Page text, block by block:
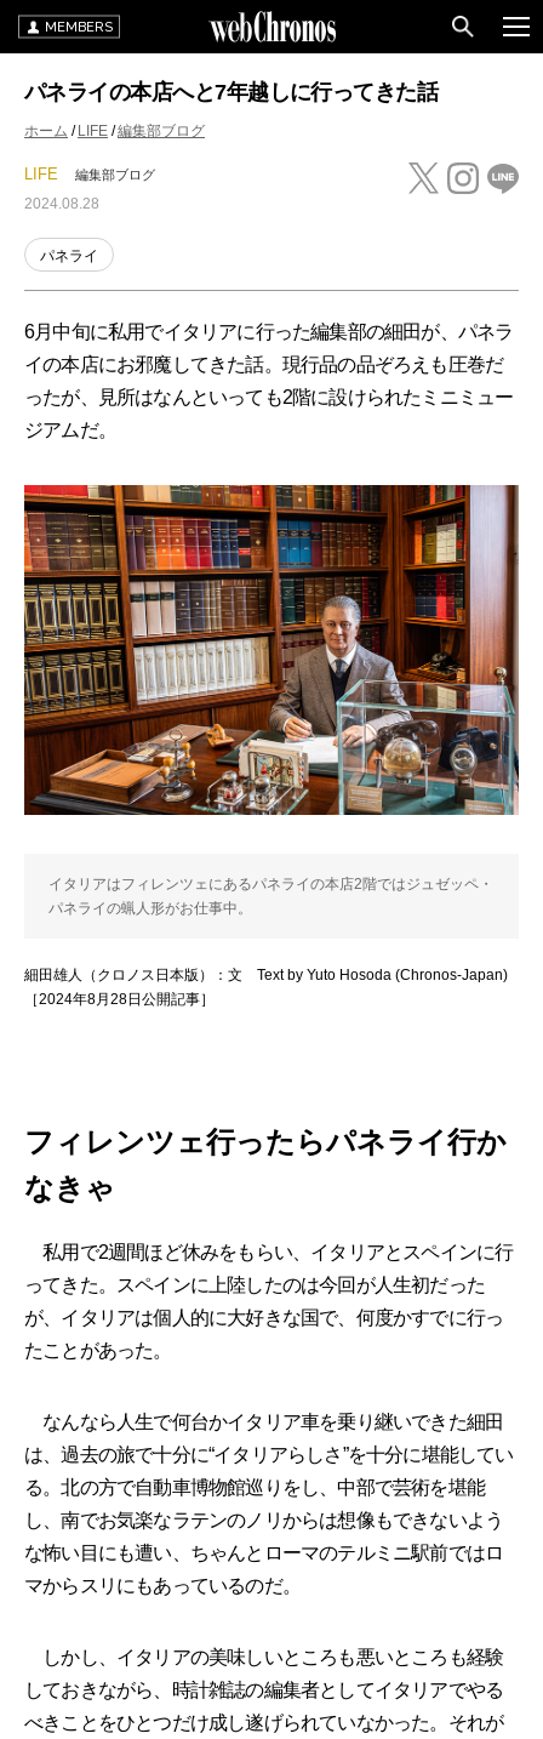
MEMBERS
パネライの本店へと7年越しに行ってきた話
ホーム LIFE 編集部ブログ
LIFE 編集部ブログ
2024.08.28
パネライ
6月中旬に私用でイタリアに行った編集部の細田が、パネラ
イの本店にお邪魔してきた話。現行品の品ぞろえも圧巻だ
ったが、見所はなんといっても2階に設けられたミニミュー
ジアムだ。
イタリアはフィレンツェにあるパネライの本店2階ではジュゼッペ・
パネライの蝋人形がお仕事中。
細田雄人（クロノス日本版）：文 Text by Yuto Hosoda (Chronos-Japan)
［2024年8月28日公開記事］
フィレンツェ行ったらパネライ行か
なきゃ
私用で2週間ほど休みをもらい、イタリアとスペインに行
ってきた。スペインに上陸したのは今回が人生初だった
が、イタリアは個人的に大好きな国で、何度かすでに行っ
たことがあった。
なんなら人生で何台かイタリア車を乗り継いできた細田
は、過去の旅で十分に“イタリアらしさ”を十分に堪能してい
る。北の方で自動車博物館巡りをし、中部で芸術を堪能
し、南でお気楽なラテンのノリからは想像もできないよう
な怖い目にも遭い、ちゃんとローマのテルミニ駅前ではロ
マからスリにもあっているのだ。
しかし、イタリアの美味しいところも悪いところも経験
しておきながら、時計雑誌の編集者としてイタリアでやる
べきことをひとつだけ成し遂げられていなかった。それが